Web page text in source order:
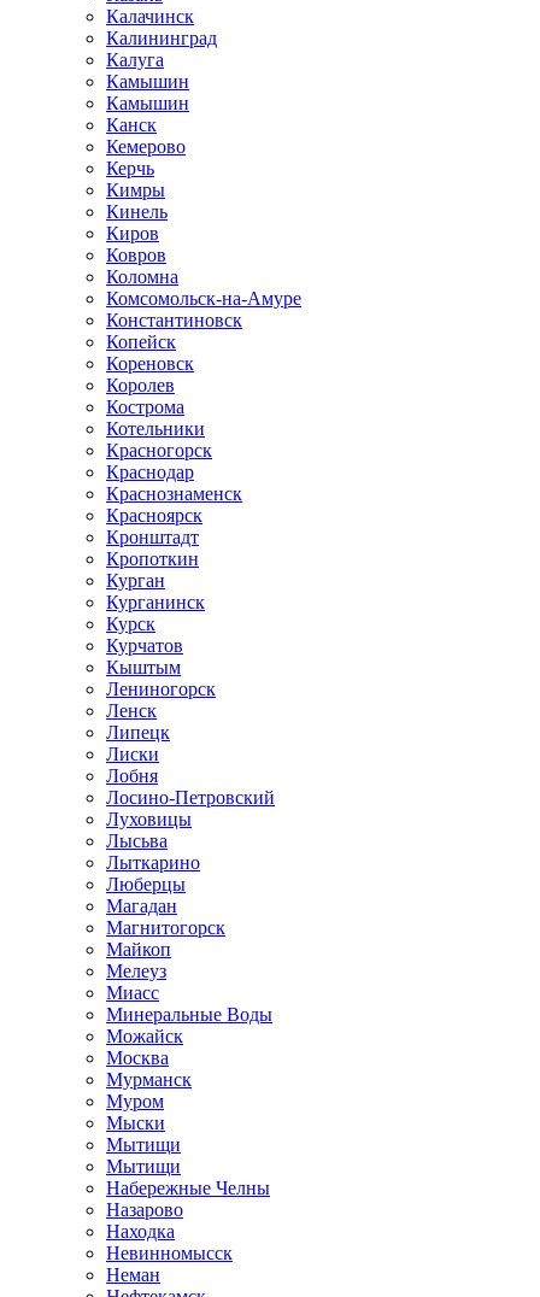
Калачинск
Калининград
Калуга
Камышин
Камышин
Канск
Кемерово
Керчь
Кимры
Кинель
Киров
Ковров
Коломна
Комсомольск-на-Амуре
Константиновск
Копейск
Кореновск
Королев
Кострома
Котельники
Красногорск
Краснодар
Краснознаменск
Красноярск
Кронштадт
Кропоткин
Курган
Курганинск
Курск
Курчатов
Кыштым
Лениногорск
Ленск
Липецк
Лиски
Лобня
Лосино-Петровский
Луховицы
Лысьва
Лыткарино
Люберцы
Магадан
Магнитогорск
Майкоп
Мелеуз
Миасс
Минеральные Воды
Можайск
Москва
Мурманск
Муром
Мыски
Мытищи
Мытищи
Набережные Челны
Назарово
Находка
Невинномысск
Неман